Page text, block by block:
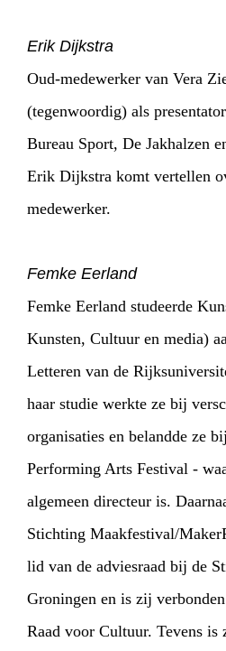
Erik Dijkstra
Oud-medewerker van Vera
(tegenwoordig) als
Bureau Sport, De Jakhalzen
Erik Dijkstra komt vertellen
medewerker.
Femke Eerland
Femke Eerland studeerde
Kunsten, Cultuur en media)
Letteren van de
haar studie werkte ze bij
organisaties en belandde ze
Performing Arts Festival -
algemeen directeur is.
Stichting Maakfestival/
lid van de adviesraad bij de
Groningen en is zij
Raad voor Cultuur. Tevens